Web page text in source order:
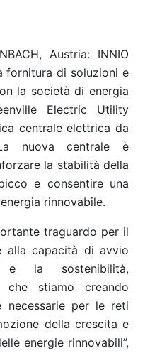
Austria: INNIO
fornitura di soluzioni e
la società di energia
Electric Utility
centrale elettrica da
nuova centrale è
la stabilità della
e consentire una
rinnovabile.
traguardo per il
alla capacità di avvio
la sostenibilità,
che stiamo creando
necessarie per le reti
della crescita e
energie rinnovabili”,